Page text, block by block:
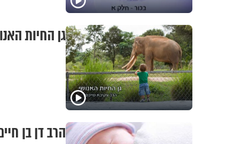
גן החיות
הרב דן בן